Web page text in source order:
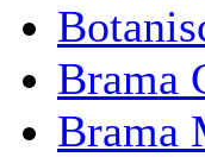
Brama
Brama